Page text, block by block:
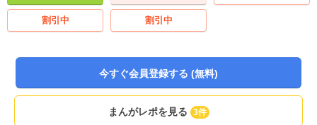
割引中 割引中
今すぐ会員登録する (無料)
まんがレポを見る 3件